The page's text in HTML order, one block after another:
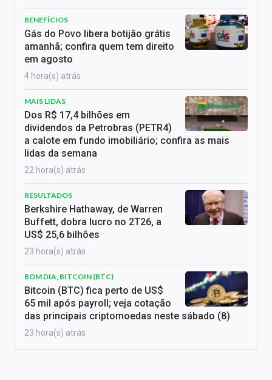
BENEFÍCIOS
Gás do Povo libera botijão grátis
amanhã; confira quem tem direito
em agosto
4 hora(s) atrás
MAIS LIDAS
Dos R$ 17,4 bilhões em
dividendos da Petrobras (PETR4)
a calote em fundo imobiliário; confira as mais
lidas da semana
22 hora(s) atrás
RESULTADOS
Berkshire Hathaway, de Warren
Buffett, dobra lucro no 2T26, a
US$ 25,6 bilhões
23 hora(s) atrás
BOM DIA, BITCOIN (BTC)
Bitcoin (BTC) fica perto de US$
65 mil após payroll; veja cotação
das principais criptomoedas neste sábado (8)
23 hora(s) atrás